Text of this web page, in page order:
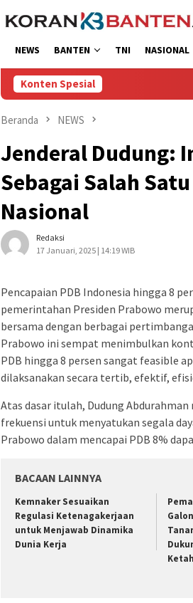
NEWS BANTEN TNI NASIONAL
Konten Spesial
Beranda NEWS
Jenderal Dudung:
Sebagai Salah
Nasional
Redaksi
17 Januari, 2025 | 14:19 WIB
Pencapaian PDB Indonesia hingga 8
pemerintahan Presiden Prabowo
bersama dengan berbagai
Prabowo ini sempat menimbulkan
PDB hingga 8 persen sangat feasible
dilaksanakan secara tertib, efektif,
Atas dasar itulah, Dudung
frekuensi untuk menyatukan segala
Prabowo dalam mencapai PDB 8%
BACAAN LAINNYA
Kemnaker Sesuaikan
Regulasi Ketenagakerjaan
untuk Menjawab Dinamika
Dunia Kerja